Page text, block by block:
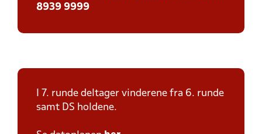
8939 9999
I 7. runde deltager vinderene fra 6. runde
samt DS holdene.